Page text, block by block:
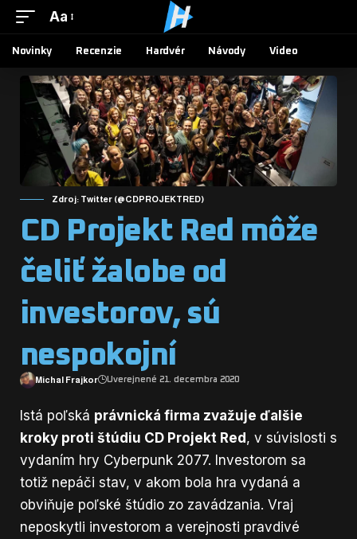
Aa
Novinky Recenzie Hardvér Návody Video
Zdroj: Twitter (@CDPROJEKTRED)
CD Projekt Red môže
čeliť žalobe od
investorov, sú
nespokojní
Michal Frajkor Uverejnené 21. decembra 2020
Istá poľská právnická firma zvažuje ďalšie
kroky proti štúdiu CD Projekt Red, v súvislosti s
vydaním hry Cyberpunk 2077. Investorom sa
totiž nepáči stav, v akom bola hra vydaná a
obviňuje poľské štúdio zo zavádzania. Vraj
neposkytli investorom a verejnosti pravdivé